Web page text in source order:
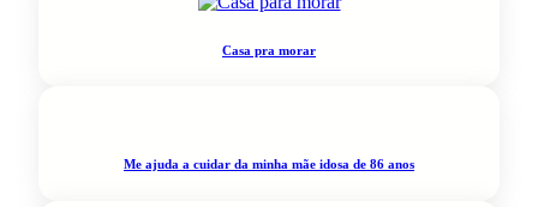
Casa pra morar
Me ajuda a cuidar da minha mãe idosa de 86 anos